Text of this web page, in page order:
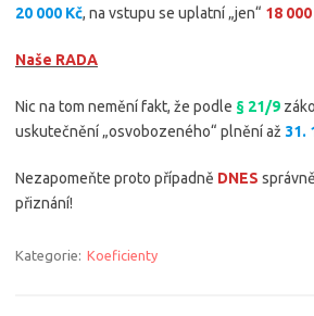
20 000 Kč, na vstupu se uplatní „jen“ 18
Naše RADA
Nic na tom nemění fakt, že podle § 21/9
uskutečnění „osvobozeného“ plnění až 31.
Nezapomeňte proto případně DNES
přiznání!
Kategorie: Koeficienty